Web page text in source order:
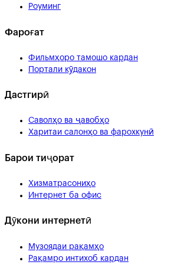
Роуминг
Фароғат
Фильмҳоро тамошо кардан
Портали кӯдакон
Дастгирӣ
Саволҳо ва ҷавобҳо
Харитаи салонҳо ва фарохкунӣ
Барои тиҷорат
Хизматрасониҳо
Интернет ба офис
Дӯкони интернетӣ
Музоядаи рақамҳо
Рақамро интихоб кардан